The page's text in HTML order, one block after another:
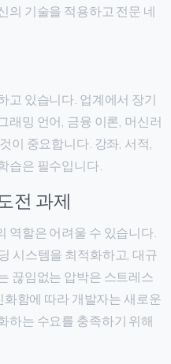
의 기술을 적용하고 전문 네
고 있습니다. 업계에서 장기
래밍 언어, 금융 이론, 머신러
이 중요합니다. 강좌, 서적,
습은 필수입니다.
전 과제
역할은 어려울 수 있습니다.
시스템을 최적화하고, 대규
끊임없는 압박은 스트레스
함에 따라 개발자는 새로운
하는 수요를 충족하기 위해